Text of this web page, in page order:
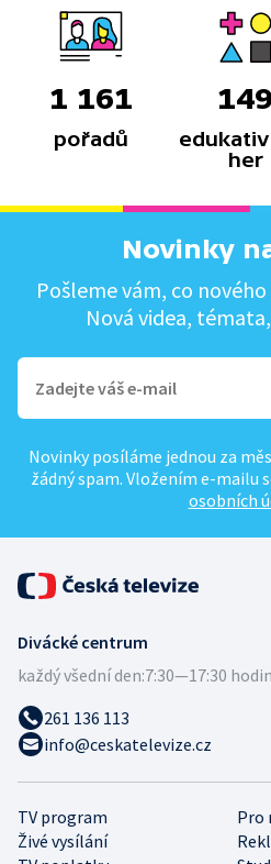
1 161
pořadů
149
her
Novinky
Pošleme vám, co
Nová videa,
Novinky posíláme jednou za
žádný spam. Vložením e-mailu
osobních